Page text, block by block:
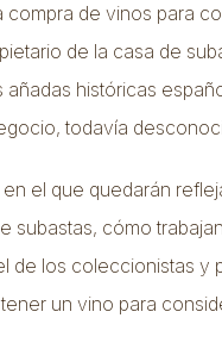
compra de vinos para
de la casa de
históricas
todavía
el que quedarán
subastas, cómo
de los coleccionistas
un vino para